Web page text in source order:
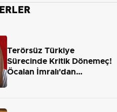
Terörsüz Türkiye
Sürecinde Kritik Dönemeç!
Öcalan İmralı'dan